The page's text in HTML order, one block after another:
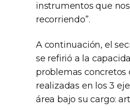
instrumentos que
recorriendo”.
A continuación, el
se refirió a la
problemas concretos
realizadas en los 3
área bajo su cargo: